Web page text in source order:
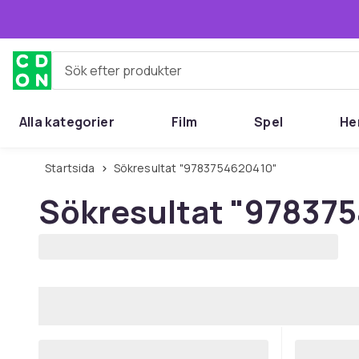
Sök efter produkter
Alla kategorier Film Spel
Startsida Sökresultat "9783754620410"
Sökresultat